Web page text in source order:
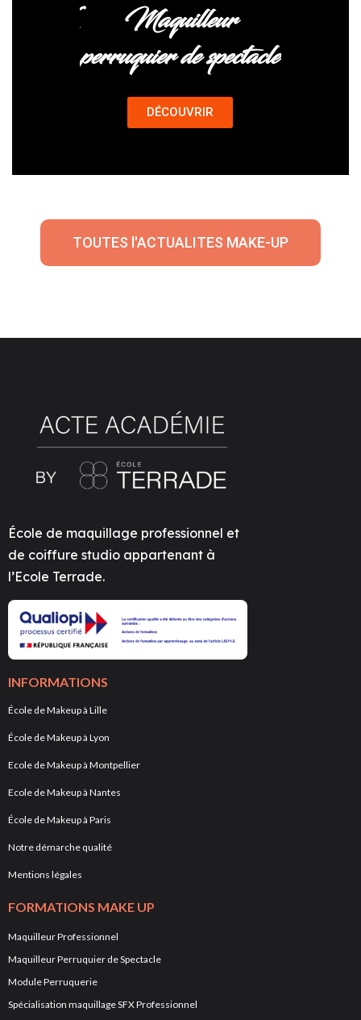
Maquilleur
perruquier de spectacle
DÉCOUVRIR
TOUTES l'ACTUALITES MAKE-UP
École de maquillage professionnel et
de coiffure studio appartenant à
l’Ecole Terrade.
INFORMATIONS
École de Makeup à Lille
École de Makeup à Lyon
Ecole de Makeup à Montpellier
Ecole de Makeup à Nantes
École de Makeup à Paris
Notre démarche qualité
Mentions légales
FORMATIONS MAKE UP
Maquilleur Professionnel
Maquilleur Perruquier de Spectacle
Module Perruquerie
Spécialisation maquillage SFX Professionnel